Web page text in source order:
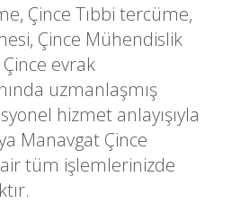
Çince Tıbbi tercüme,
Çince Mühendislik
evrak
uzmanlaşmış
hizmet anlayışıyla
Manavgat Çince
tüm işlemlerinizde